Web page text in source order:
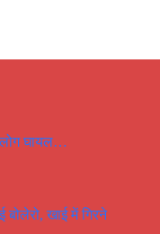
लोग घायल…
बोलेरो, खाई में गिरने